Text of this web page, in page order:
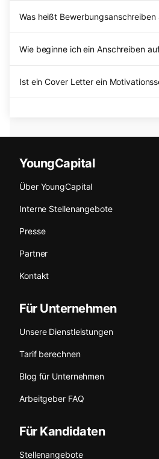
Was heißt Bewerbungsanschreiben
Wie beginne ich ein Anschreiben
Ist ein Cover Letter ein
YoungCapital
Über YoungCapital
Interne Stellenangebote
Presse
Partner
Kontakt
Für Unternehmen
Unsere Dienstleistungen
Tarif berechnen
Blog für Unternehmen
Arbeitgeber FAQ
Für Kandidaten
Stellenangebote